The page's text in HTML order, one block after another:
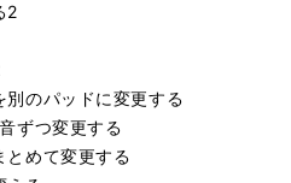
2
のパッドに変更する
ずつ変更する
めて変更する